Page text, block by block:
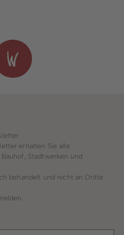
erhalten Sie alle
Stadtwerken und
behandelt und nicht an Dritte